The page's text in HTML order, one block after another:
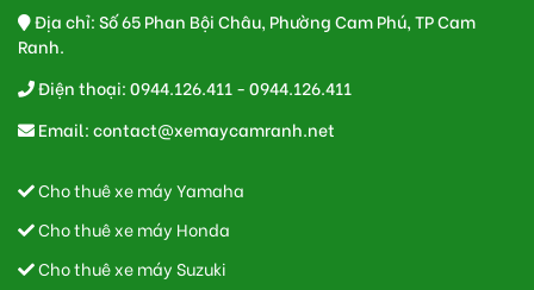
Địa chỉ: Số 65 Phan Bội Châu, Phường Cam Phú, TP Cam
Ranh.
Điện thoại: 0944.126.411 - 0944.126.411
Email:contact@xemaycamranh.net
Cho thuê xe máy Yamaha
Cho thuê xe máy Honda
Cho thuê xe máy Suzuki